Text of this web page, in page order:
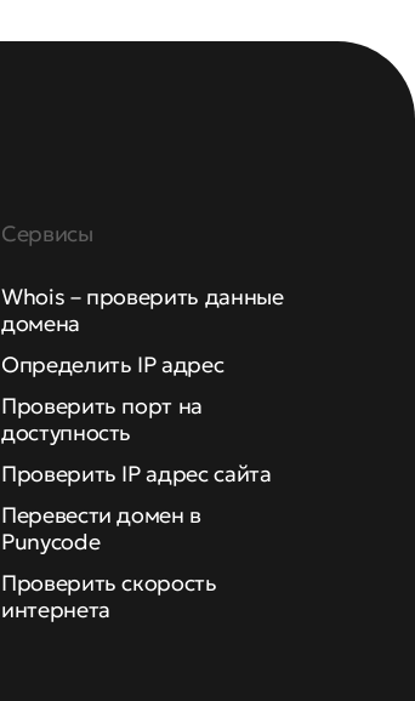
Сервисы
Whois – проверить данные
домена
Определить IP адрес
Проверить порт на
доступность
Проверить IP адрес сайта
Перевести домен в
Punycode
Проверить скорость
интернета